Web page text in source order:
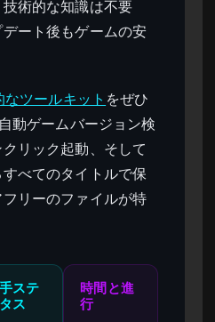
術的な知識は不要
ート後もゲームの安
ツールキット をぜひ
動ゲームバージョン検
リック起動、そして
べてのタイトルで保
リーのファイルが特
ステ
ス
時間と進
行